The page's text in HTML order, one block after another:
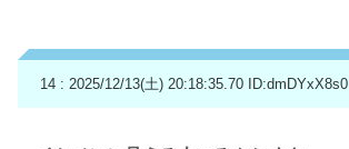
14 : 2025/12/13(土) 20:18:35.70 ID:dmDYxX8s0